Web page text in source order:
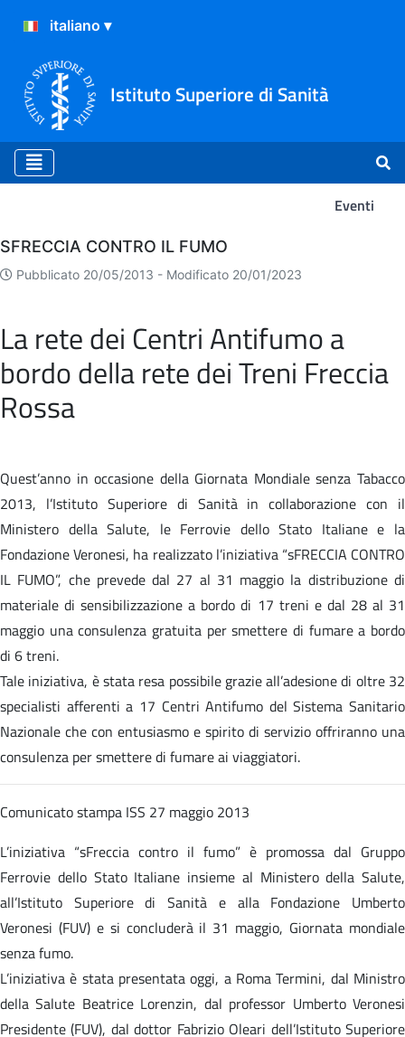
Istituto Superiore di Sanità
Eventi
Eventi
SFRECCIA CONTRO IL FUMO
Pubblicato 20/05/2013 - Modificato 20/01/2023
La rete dei Centri Antifumo a
bordo della rete dei Treni Freccia
Rossa
Quest’anno in occasione della Giornata Mondiale senza Tabacco
2013, l’Istituto Superiore di Sanità in collaborazione con il
Ministero della Salute, le Ferrovie dello Stato Italiane e la
Fondazione Veronesi, ha realizzato l’iniziativa “sFRECCIA CONTRO
IL FUMO”, che prevede dal 27 al 31 maggio la distribuzione di
materiale di sensibilizzazione a bordo di 17 treni e dal 28 al 31
maggio una consulenza gratuita per smettere di fumare a bordo
di 6 treni.
Tale iniziativa, è stata resa possibile grazie all’adesione di oltre 32
specialisti afferenti a 17 Centri Antifumo del Sistema Sanitario
Nazionale che con entusiasmo e spirito di servizio offriranno una
consulenza per smettere di fumare ai viaggiatori.
Comunicato stampa ISS 27 maggio 2013
L’iniziativa “sFreccia contro il fumo” è promossa dal Gruppo
Ferrovie dello Stato Italiane insieme al Ministero della Salute,
all’Istituto Superiore di Sanità e alla Fondazione Umberto
Veronesi (FUV) e si concluderà il 31 maggio, Giornata mondiale
senza fumo.
L’iniziativa è stata presentata oggi, a Roma Termini, dal Ministro
della Salute Beatrice Lorenzin, dal professor Umberto Veronesi
Presidente (FUV), dal dottor Fabrizio Oleari dell’Istituto Superiore